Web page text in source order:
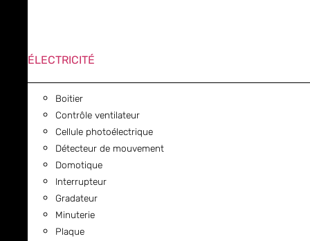
ÉLECTRICITÉ
Boitier
Contrôle ventilateur
Cellule photoélectrique
Détecteur de mouvement
Domotique
Interrupteur
Gradateur
Minuterie
Plaque